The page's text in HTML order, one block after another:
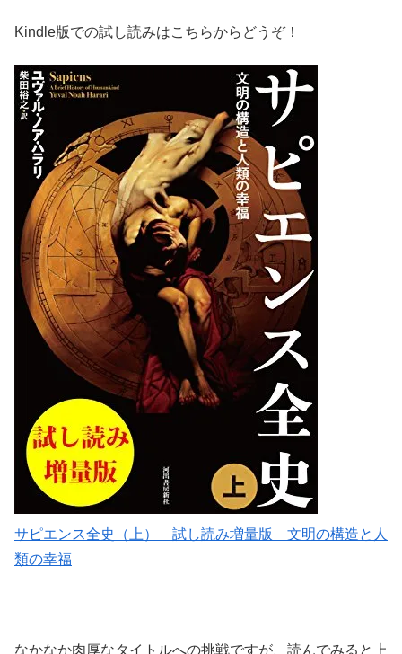
Kindle版での試し読みはこちらからどうぞ！
サピエンス全史（上） 試し読み増量版 文明の構造と人
類の幸福
なかなか肉厚なタイトルへの挑戦ですが、読んでみると上